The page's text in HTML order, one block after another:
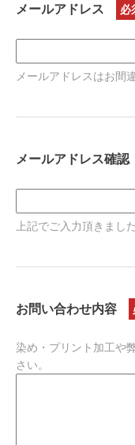
メールアドレス
メールアドレスはお間
メールアドレス確認
上記でご入力頂きまし
お問い合わせ内容
染め・プリント加工や
さい。